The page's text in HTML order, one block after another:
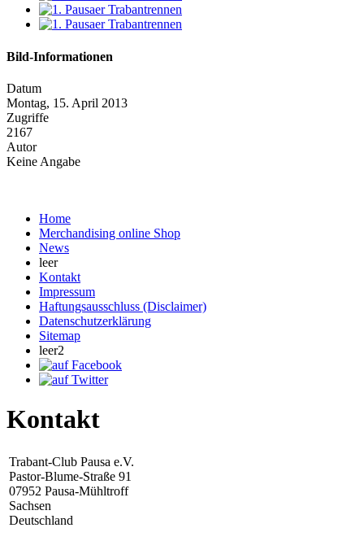
Bild-Informationen
Datum
Montag, 15. April 2013
Zugriffe
2167
Autor
Keine Angabe
Home
Merchandising online Shop
News
leer
Kontakt
Impressum
Haftungsausschluss (Disclaimer)
Datenschutzerklärung
Sitemap
leer2
Kontakt
Trabant-Club Pausa e.V.
Pastor-Blume-Straße 91
07952 Pausa-Mühltroff
Sachsen
Deutschland